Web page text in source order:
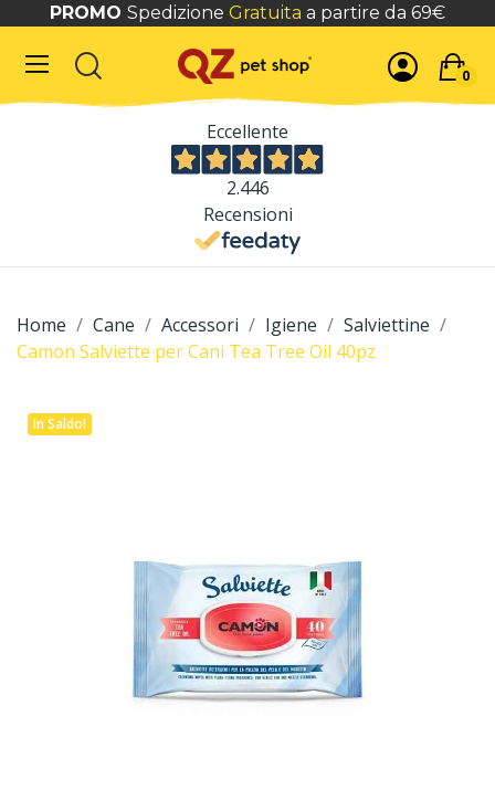
PROMO Spedizione Gratuita a partire da 69€
0
Eccellente
2.446
Recensioni
Home Cane Accessori Igiene
Salviettine
Camon Salviette per Cani Tea Tree Oil 40pz
In Saldo!